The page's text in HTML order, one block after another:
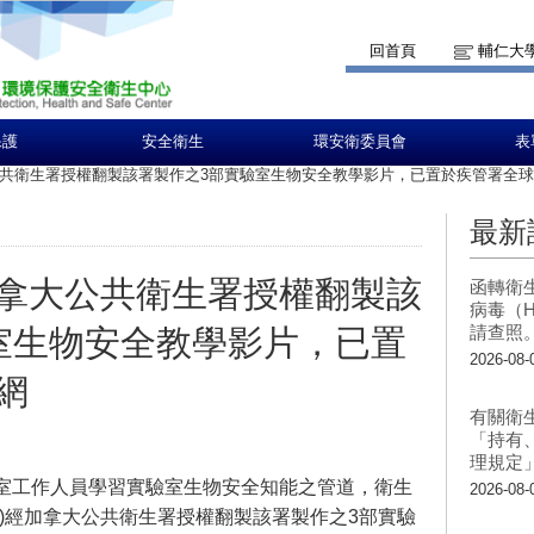
回首頁 輔仁大
安全衛生 環安衛委員會 表
衛生署授權翻製該署製作之3部實驗室生物安全教學影片，已置於疾管署全
大公共衛生署授權翻製該
物安全教學影片，已置
工作人員學習實驗室生物安全知能之管道，衛生
加拿大公共衛生署授權翻製該署製作之3部實驗
最新
函轉衛
病毒（
請查照
2026-
有關衛
「持
理規定
2026-